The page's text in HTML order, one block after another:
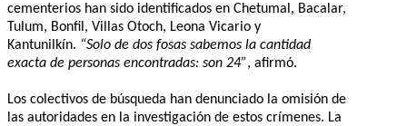
cementerios han sido identificados en Chetumal, Bacalar,
Tulum, Bonfil, Villas Otoch, Leona Vicario y
Kantunilkín. “Solo de dos fosas sabemos la cantidad
exacta de personas encontradas: son 24”, afirmó.
Los colectivos de búsqueda han denunciado la omisión de
las autoridades en la investigación de estos crímenes. La